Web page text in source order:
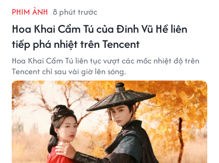
PHIM ẢNH 8 phút trước
Hoa Khai Cẩm Tú của Đinh Vũ Hề liên
tiếp phá nhiệt trên Tencent
Hoa Khai Cẩm Tú liên tục vượt các mốc nhiệt độ trên
Tencent chỉ sau vài giờ lên sóng.